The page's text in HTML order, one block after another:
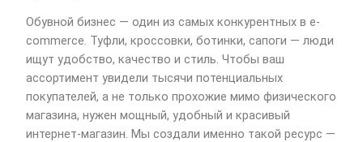
Обувной бизнес — один из самых конкурентных в e-
commerce. Туфли, кроссовки, ботинки, сапоги — люди
ищут удобство, качество и стиль. Чтобы ваш
ассортимент увидели тысячи потенциальных
покупателей, а не только прохожие мимо физического
магазина, нужен мощный, удобный и красивый
интернет-магазин. Мы создали именно такой ресурс —